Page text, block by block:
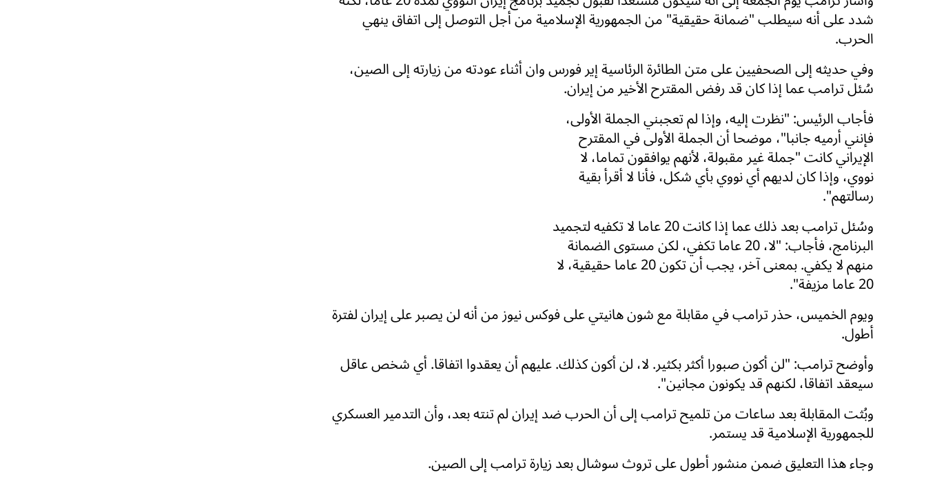
شدد على أنه سيطلب "ضمانة حقيقية" من الجمهورية الإسلامية من أجل التوصل إلى اتفاق ينهي
الحرب.
وفي حديثه إلى الصحفيين على متن الطائرة الرئاسية إير فورس وان أثناء عودته من زيارته إلى الصين،
سُئل ترامب عما إذا كان قد رفض المقترح الأخير من إيران.
فأجاب الرئيس: "نظرت إليه، وإذا لم تعجبني الجملة الأولى،
فإنني أرميه جانبا"، موضحا أن الجملة الأولى في المقترح
الإيراني كانت "جملة غير مقبولة، لأنهم يوافقون تماما، لا
نووي، وإذا كان لديهم أي نووي بأي شكل، فأنا لا أقرأ بقية
رسالتهم".
وسُئل ترامب بعد ذلك عما إذا كانت 20 عاما لا تكفيه لتجميد
البرنامج، فأجاب: "لا، 20 عاما تكفي، لكن مستوى الضمانة
منهم لا يكفي. بمعنى آخر، يجب أن تكون 20 عاما حقيقية، لا
20 عاما مزيفة".
ويوم الخميس، حذر ترامب في مقابلة مع شون هانيتي على فوكس نيوز من أنه لن يصبر على إيران لفترة
أطول.
وأوضح ترامب: "لن أكون صبورا أكثر بكثير. لا، لن أكون كذلك. عليهم أن يعقدوا اتفاقا. أي شخص عاقل
سيعقد اتفاقا، لكنهم قد يكونون مجانين".
وبُثت المقابلة بعد ساعات من تلميح ترامب إلى أن الحرب ضد إيران لم تنته بعد، وأن التدمير العسكري
للجمهورية الإسلامية قد يستمر.
وجاء هذا التعليق ضمن منشور أطول على تروث سوشال بعد زيارة ترامب إلى الصين.